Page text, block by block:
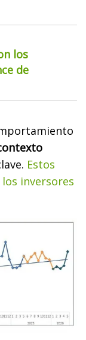
los
de
Estos
inversores